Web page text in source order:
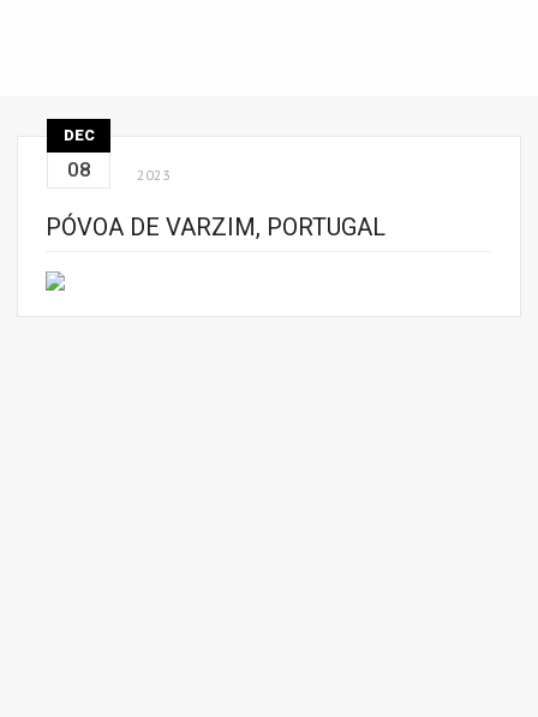
DEC
08 2023
PÓVOA DE VARZIM, PORTUGAL